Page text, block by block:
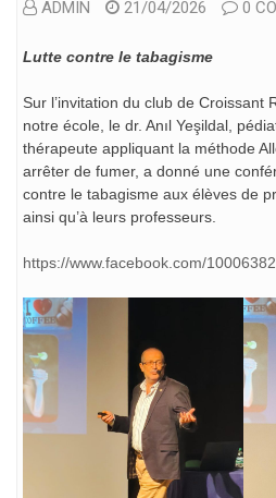
ADMIN 21/04/2026 0
Lutte contre le tabagisme
Sur l’invitation du club de Croissant
notre école, le dr. Anıl Yeşildal,
thérapeute appliquant la méthode
arrêter de fumer, a donné une
contre le tabagisme aux élèves de
ainsi qu’à leurs professeurs.
https://www.facebook.com/